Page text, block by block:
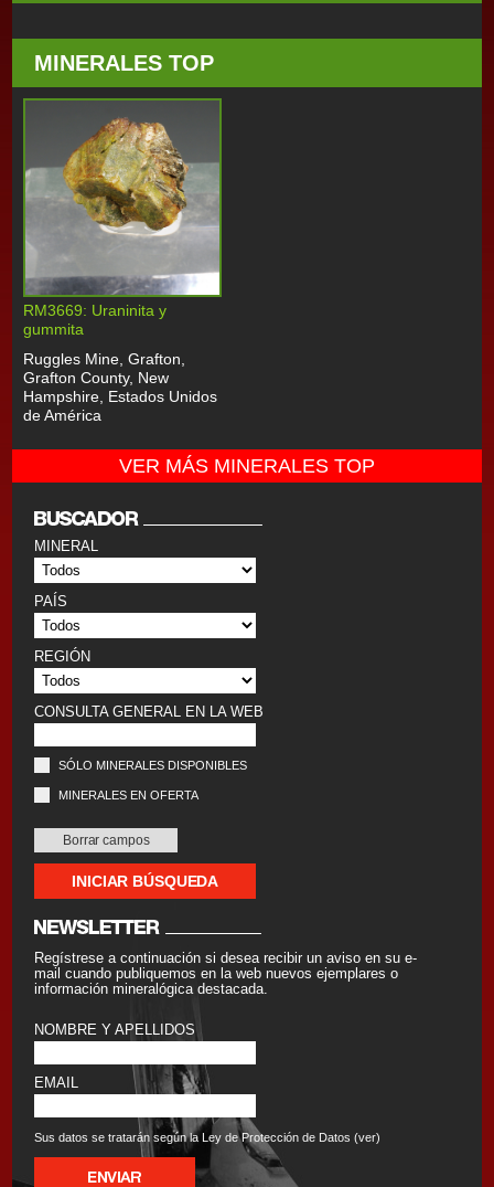
MINERAL
PAÍS
REGIÓN
CONSULTA GENERAL EN LA WEB
SÓLO MINERALES DISPONIBLES
MINERALES EN OFERTA
Regístrese a continuación si desea recibir un aviso en su e-
mail cuando publiquemos en la web nuevos ejemplares o
información mineralógica destacada.
NOMBRE Y APELLIDOS
EMAIL
Sus datos se tratarán según la Ley de Protección de Datos (ver)
MINERALES TOP
RM3669: Uraninita y
gummita
Ruggles Mine, Grafton,
Grafton County, New
Hampshire, Estados Unidos
de América
VER MÁS MINERALES TOP